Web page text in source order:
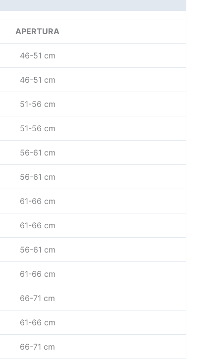
APERTURA
46-51 cm
46-51 cm
51-56 cm
51-56 cm
56-61 cm
56-61 cm
61-66 cm
61-66 cm
56-61 cm
61-66 cm
66-71 cm
61-66 cm
66-71 cm